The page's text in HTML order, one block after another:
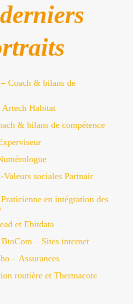
Coach & bilans de
Artech Habitat
& bilans de compétence
Valeurs sociales Partnair
en intégration des
et Ebitdata
– Sites internet
– Assurances
routière et Thermacote